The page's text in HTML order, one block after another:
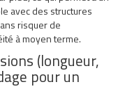
avec des structures
risquer de
à moyen terme.
(longueur,
pour un